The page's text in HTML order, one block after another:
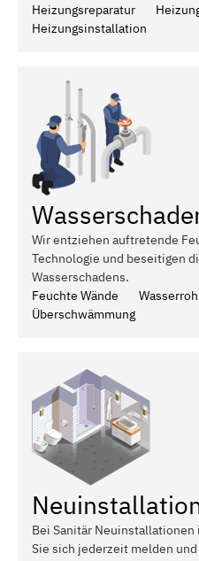
Heizungsreparatur
Heizungsinstallation
Wir entziehen auftretende
Technologie und beseitigen
Wasserschadens.
Feuchte Wände
Überschwämmung
Bei Sanitär
Sie sich jederzeit melden